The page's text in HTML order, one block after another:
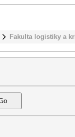
Fakulta logistiky a